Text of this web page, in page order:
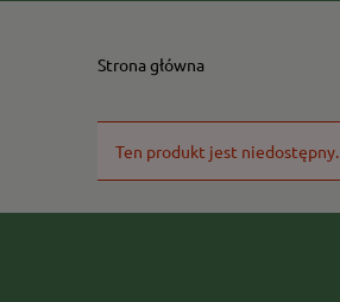
Strona główna
Ten produkt jest niedostępny.